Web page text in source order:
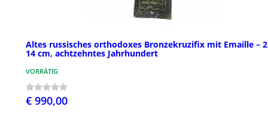
Altes russisches orthodoxes Bronzekruzifix mit Emaille –
14 cm, achtzehntes Jahrhundert
VORRÄTIG
€ 990,00